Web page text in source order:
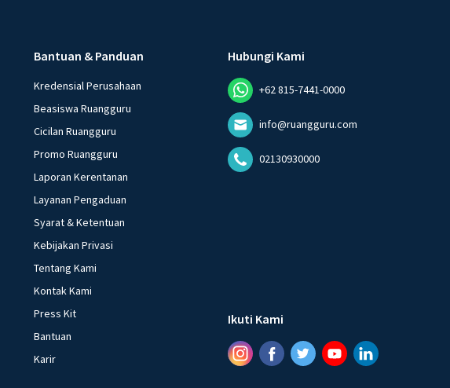
Bantuan & Panduan
Kredensial Perusahaan
Beasiswa Ruangguru
Cicilan Ruangguru
Promo Ruangguru
Laporan Kerentanan
Layanan Pengaduan
Syarat & Ketentuan
Kebijakan Privasi
Tentang Kami
Kontak Kami
Press Kit
Bantuan
Karir
Hubungi Kami
+62 815-7441-0000
info@ruangguru.com
02130930000
Ikuti Kami